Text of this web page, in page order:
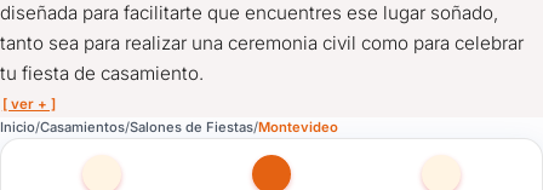
diseñada para facilitarte que encuentres ese lugar soñado,
tanto sea para realizar una ceremonia civil como para celebrar
tu fiesta de casamiento.
[ ver + ]
Inicio Casamientos Salones de Fiestas Montevideo
Salones de Fiestas para Casamientos en Montevideo
¿Buscás el lugar ideal para tu boda? Encontrá el Salón